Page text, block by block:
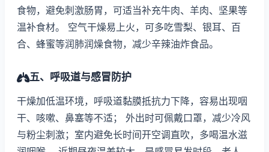
食物，避免刺激肠胃，可适当补充牛肉、羊肉、坚果等
温补食材。 空气干燥易上火，可多吃雪梨、银耳、百
合、蜂蜜等润肺润燥食物，减少辛辣油炸食品。
五、呼吸道与感冒防护
干燥加低温环境，呼吸道黏膜抵抗力下降，容易出现咽
干、咳嗽、鼻塞等不适； 外出时可佩戴口罩，减少冷风
与粉尘刺激；室内避免长时间开空调直吹，多喝温水滋